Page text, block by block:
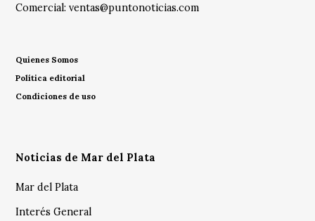
Comercial:ventas@puntonoticias.com
Quienes Somos
Política editorial
Condiciones de uso
Noticias de Mar del Plata
Mar del Plata
Interés General